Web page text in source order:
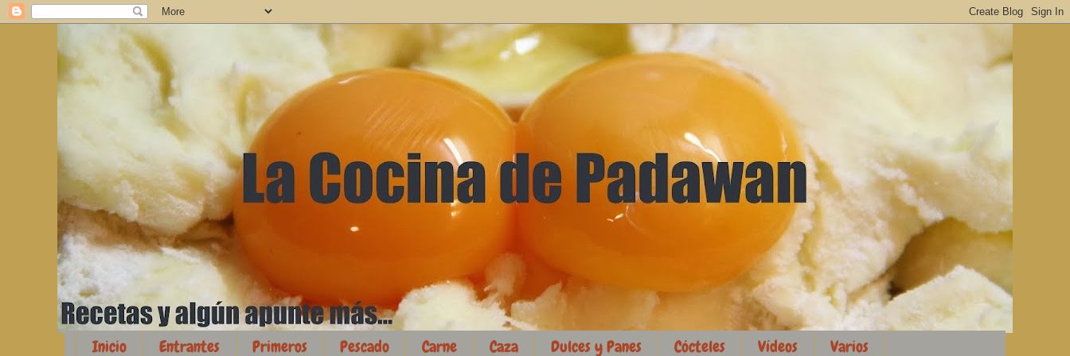
Inicio Entrantes Primeros Pescado Carne Caza Dulces y Panes Cócteles Vídeos Varios